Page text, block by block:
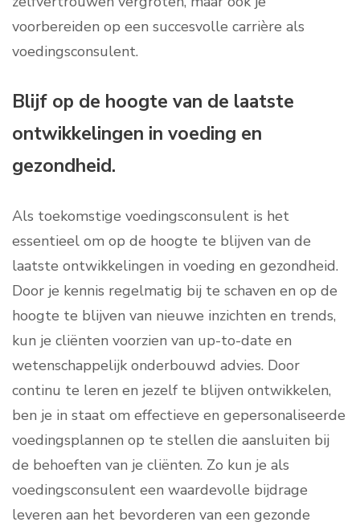
voorbereiden op een succesvolle carrière als
voedingsconsulent.
Blijf op de hoogte van de laatste
ontwikkelingen in voeding en
gezondheid.
Als toekomstige voedingsconsulent is het
essentieel om op de hoogte te blijven van de
laatste ontwikkelingen in voeding en gezondheid.
Door je kennis regelmatig bij te schaven en op de
hoogte te blijven van nieuwe inzichten en trends,
kun je cliënten voorzien van up-to-date en
wetenschappelijk onderbouwd advies. Door
continu te leren en jezelf te blijven ontwikkelen,
ben je in staat om effectieve en gepersonaliseerde
voedingsplannen op te stellen die aansluiten bij
de behoeften van je cliënten. Zo kun je als
voedingsconsulent een waardevolle bijdrage
leveren aan het bevorderen van een gezonde